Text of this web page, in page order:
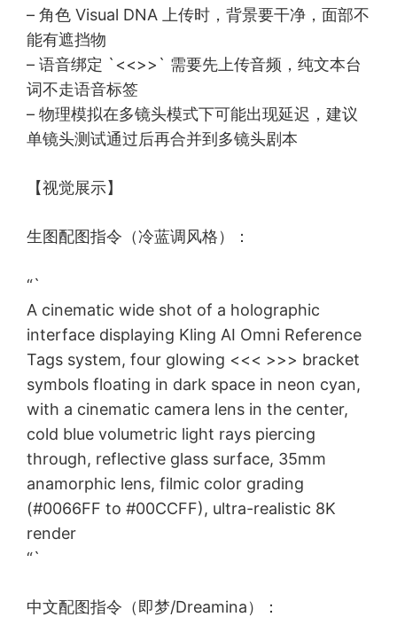
– 角色 Visual DNA 上传时，背景要干净，面部不
能有遮挡物
– 语音绑定 `<<>>` 需要先上传音频，纯文本台
词不走语音标签
– 物理模拟在多镜头模式下可能出现延迟，建议
单镜头测试通过后再合并到多镜头剧本
【视觉展示】
生图配图指令（冷蓝调风格）：
“`
A cinematic wide shot of a holographic
interface displaying Kling AI Omni Reference
Tags system, four glowing <<< >>> bracket
symbols floating in dark space in neon cyan,
with a cinematic camera lens in the center,
cold blue volumetric light rays piercing
through, reflective glass surface, 35mm
anamorphic lens, filmic color grading
(#0066FF to #00CCFF), ultra-realistic 8K
render
“`
中文配图指令（即梦/Dreamina）：